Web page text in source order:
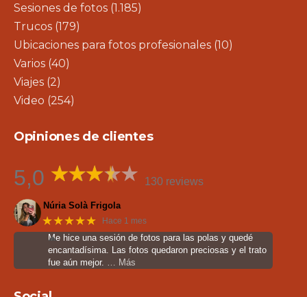
Sesiones de fotos (1.185)
Trucos (179)
Ubicaciones para fotos profesionales (10)
Varios (40)
Viajes (2)
Video (254)
Opiniones de clientes
5,0 130 reviews
Núria Solà Frigola
★★★★★ Hace 1 mes
Me hice una sesión de fotos para las polas y quedé
encantadísima. Las fotos quedaron preciosas y el trato
fue aún mejor.
… Más